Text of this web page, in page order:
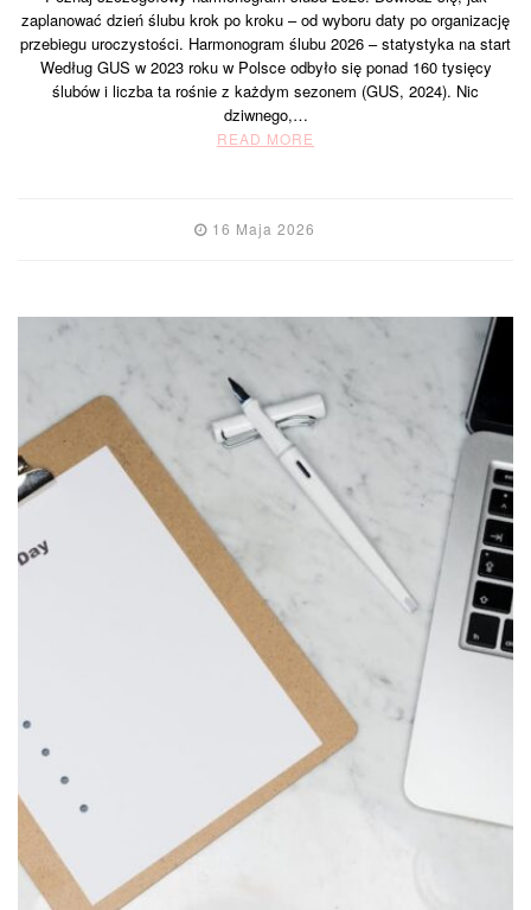
zaplanować dzień ślubu krok po kroku – od wyboru daty po organizację
przebiegu uroczystości. Harmonogram ślubu 2026 – statystyka na start
Według GUS w 2023 roku w Polsce odbyło się ponad 160 tysięcy
ślubów i liczba ta rośnie z każdym sezonem (GUS, 2024). Nic
dziwnego,…
READ MORE
16 Maja 2026